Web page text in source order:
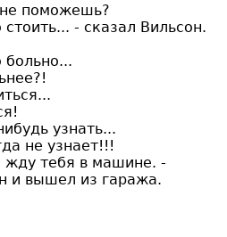
поможешь?
- сказал Вильсон.
узнать...
не узнает!!!
тебя в машине. -
и вышел из гаража.